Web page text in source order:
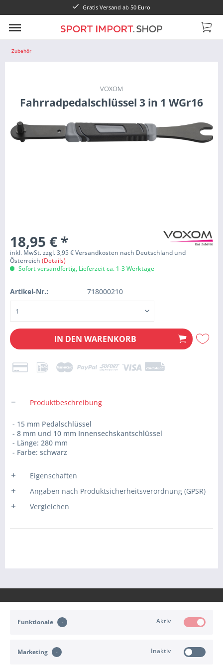
Gratis Versand ab 50 Euro
Zubehör
VOXOM
Fahrradpedalschlüssel 3 in 1 WGr16
18,95 € *
inkl. MwSt. zzgl. 3,95 € Versandkosten nach Deutschland und
Österreich (Details)
Sofort versandfertig, Lieferzeit ca. 1-3 Werktage
Artikel-Nr.: 718000210
IN DEN WARENKORB
Produktbeschreibung
- 15 mm Pedalschlüssel
- 8 mm und 10 mm Innensechskantschlüssel
- Länge: 280 mm
- Farbe: schwarz
Eigenschaften
Angaben nach Produktsicherheitsverordnung (GPSR)
Vergleichen
Funktionale Aktiv
Marketing Inaktiv